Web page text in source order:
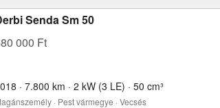
Senda Sm 50
000 Ft
· 7.800 km · 2 kW (3 LE) · 50 cm³
· Pest vármegye · Vecsés